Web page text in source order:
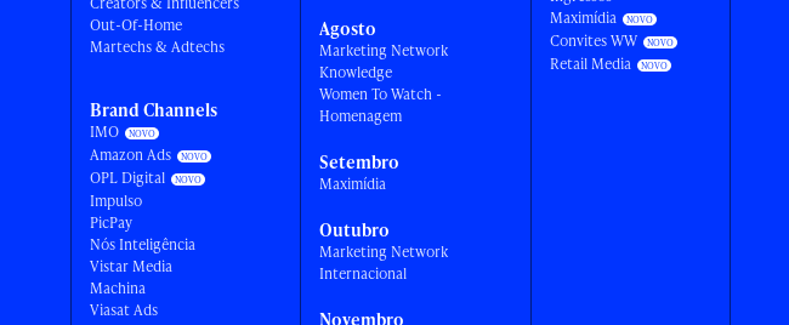
Out-Of-Home
Martechs & Adtechs
Brand Channels
IMO
Amazon Ads
OPL Digital
Impulso
PicPay
Nós Inteligência
Vistar Media
Machina
Viasat Ads
Agosto
Marketing Network
Knowledge
Women To Watch -
Homenagem
Setembro
Maximídia
Outubro
Marketing Network
Internacional
Novembro
Maximídia
Convites WW
Retail Media